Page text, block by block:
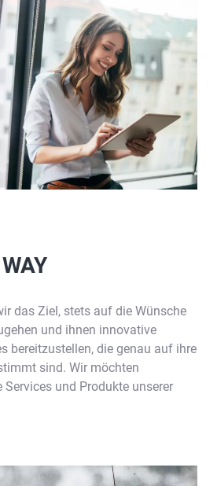
das Ziel, stets auf die Wünsche
und ihnen innovative
bereitzustellen, die genau auf ihre
sind. Wir möchten
und Produkte unserer